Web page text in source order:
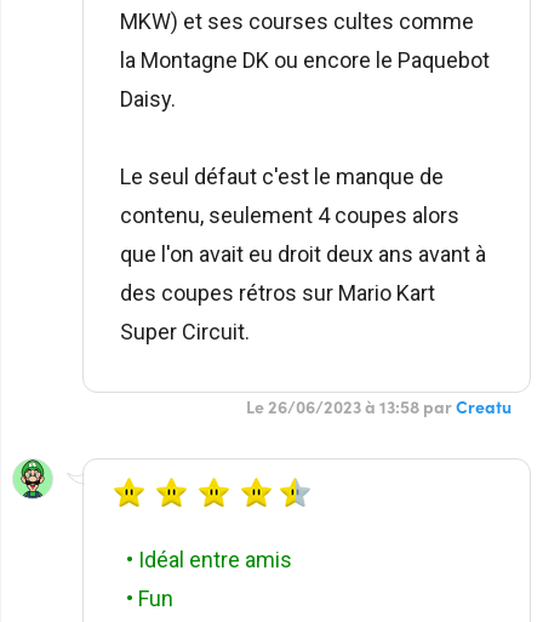
MKW) et ses courses cultes comme
la Montagne DK ou encore le Paquebot
Daisy.
Le seul défaut c'est le manque de
contenu, seulement 4 coupes alors
que l'on avait eu droit deux ans avant à
des coupes rétros sur Mario Kart
Super Circuit.
Le 26/06/2023 à 13:58 parCreatu
• Idéal entre amis
• Fun